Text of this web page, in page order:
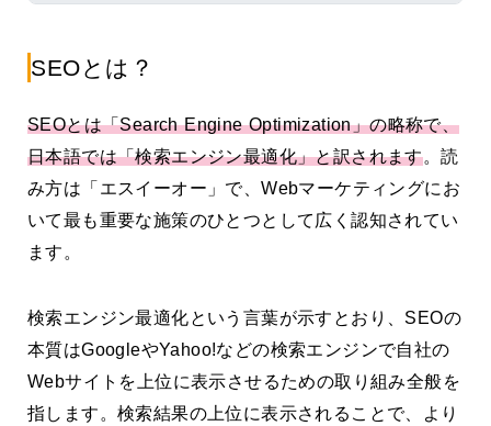
SEOとは？
SEOとは「Search Engine Optimization」の略称で、
日本語では「検索エンジン最適化」と訳されます。読
み方は「エスイーオー」で、Webマーケティングにお
いて最も重要な施策のひとつとして広く認知されてい
ます。
検索エンジン最適化という言葉が示すとおり、SEOの
本質はGoogleやYahoo!などの検索エンジンで自社の
Webサイトを上位に表示させるための取り組み全般を
指します。検索結果の上位に表示されることで、より